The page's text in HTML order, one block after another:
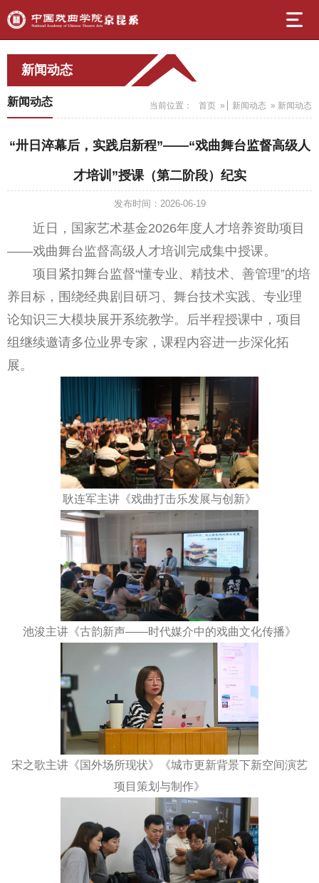
新闻动态
当前位置： 首页 » 新闻动态 » 新闻动态
新闻动态
“卅日淬幕后，实践启新程”——“戏曲舞台监督高级人
才培训”授课（第二阶段）纪实
发布时间：2026-06-19
近日，国家艺术基金2026年度人才培养资助项目
——戏曲舞台监督高级人才培训完成集中授课。
项目紧扣舞台监督“懂专业、精技术、善管理”的培
养目标，围绕经典剧目研习、舞台技术实践、专业理
论知识三大模块展开系统教学。后半程授课中，项目
组继续邀请多位业界专家，课程内容进一步深化拓
展。
耿连军主讲《戏曲打击乐发展与创新》
池浚主讲《古韵新声——时代媒介中的戏曲文化传播》
宋之歌主讲《国外场所现状》《城市更新背景下新空间演艺
项目策划与制作》